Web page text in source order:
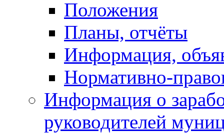
Положения
Планы, отчёты
Информация,
Нормативно-
Информация о
руководителей